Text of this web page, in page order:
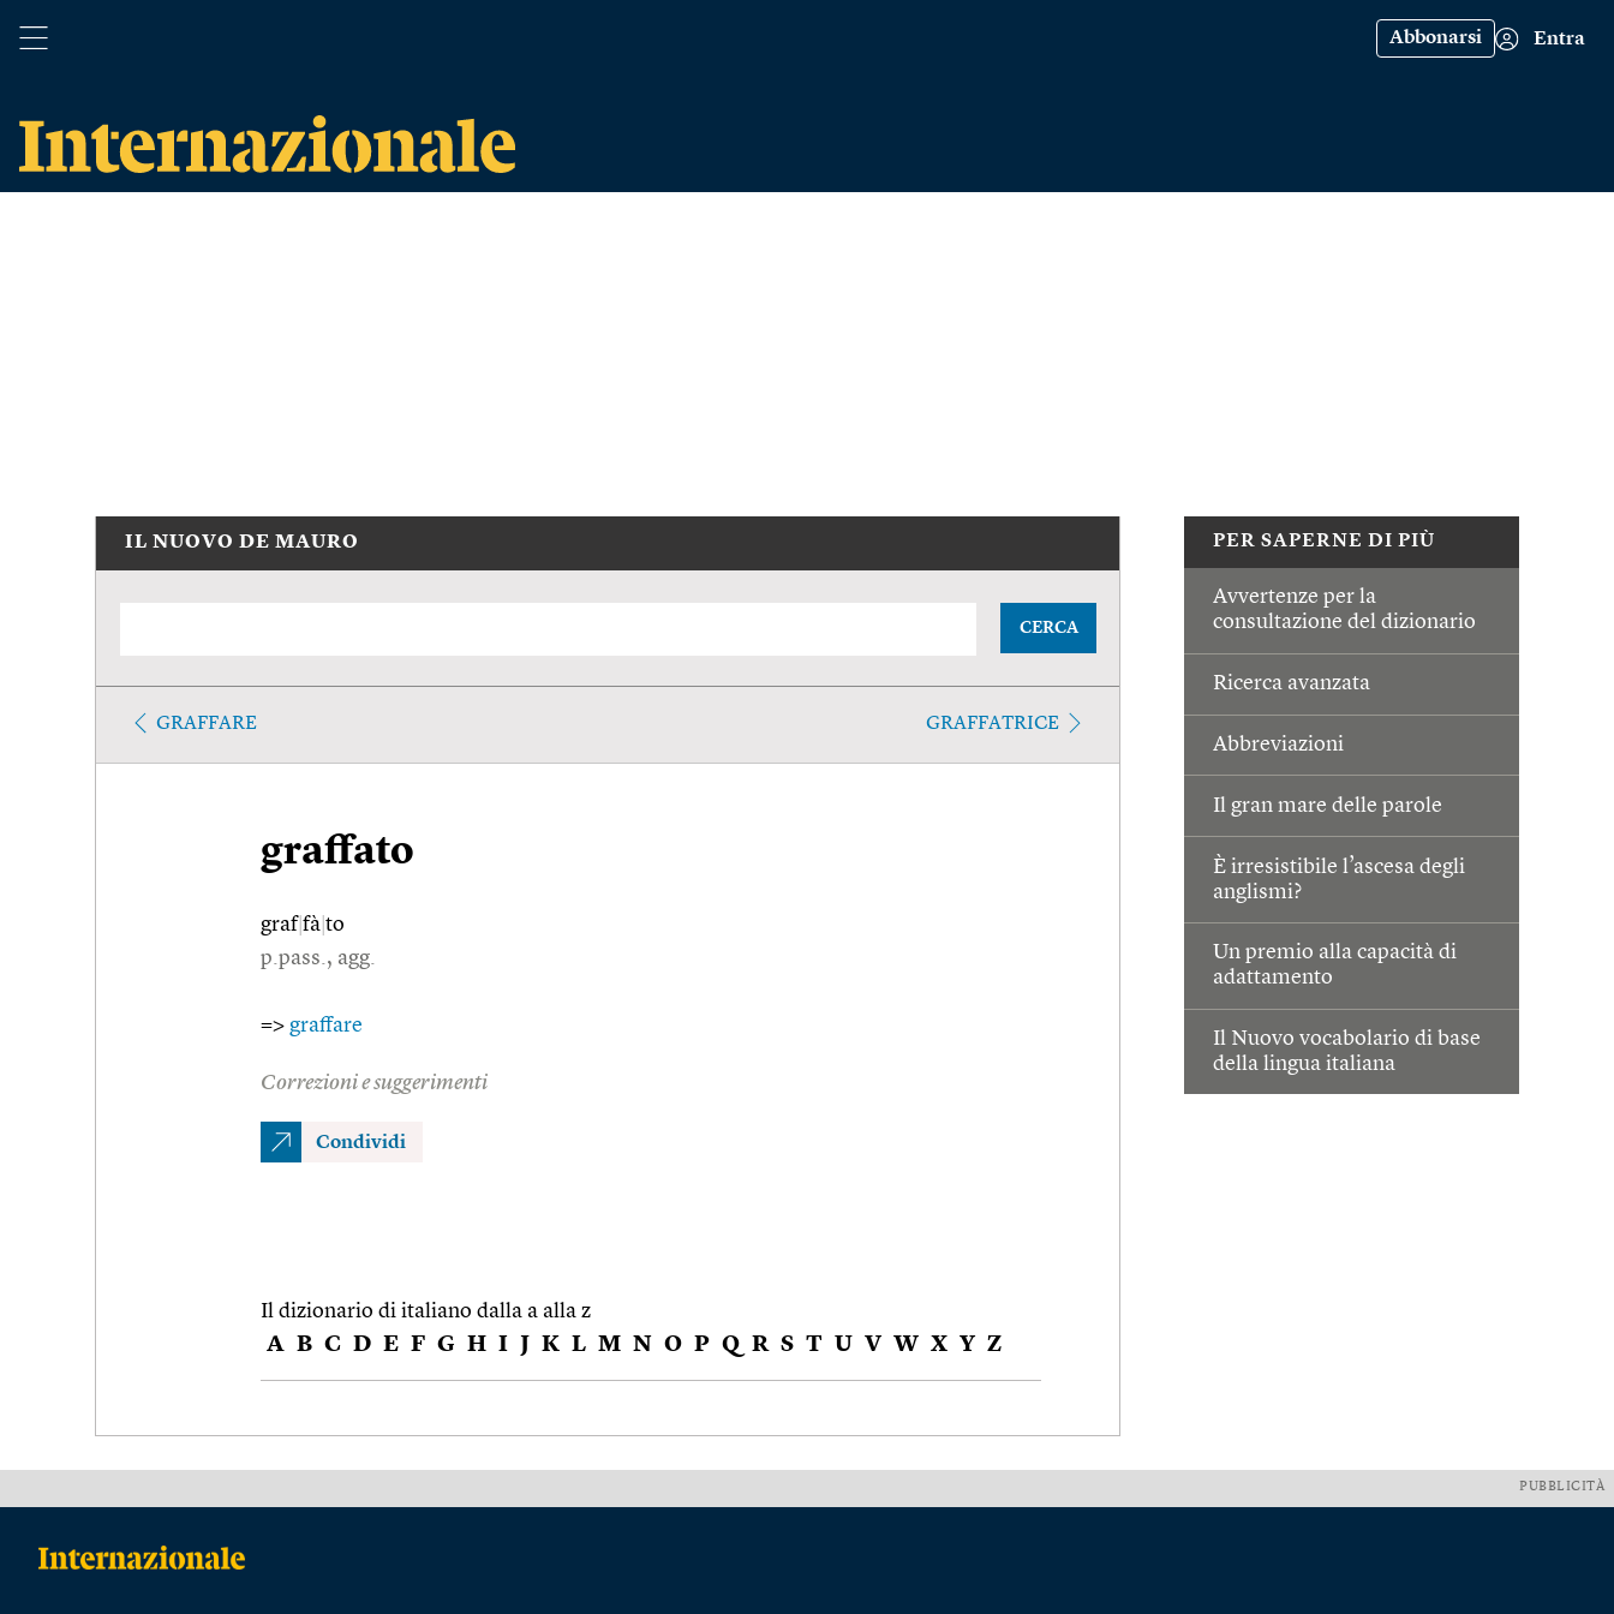
Abbonarsi Entra
PER SAPERNE DI PIÙ
Avvertenze per la
consultazione del dizionario
Ricerca avanzata
Abbreviazioni
Il gran mare delle parole
È irresistibile l’ascesa degli
anglismi?
Un premio alla capacità di
adattamento
Il Nuovo vocabolario di base
della lingua italiana
IL NUOVO DE MAURO
CERCA
GRAFFARE GRAFFATRICE
graffato
graf|fà to
p.pass., agg.
=> graffare
Correzioni e suggerimenti
Condividi
Il dizionario di italiano dalla a alla z
A B C D E F G H I J K L M N O P Q R S T U V W X Y Z
PUBBLICITÀ